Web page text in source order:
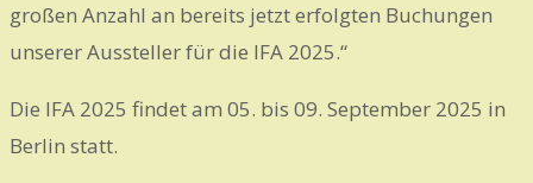
großen Anzahl an bereits jetzt erfolgten Buchungen
unserer Aussteller für die IFA 2025.“
Die IFA 2025 findet am 05. bis 09. September 2025 in
Berlin statt.